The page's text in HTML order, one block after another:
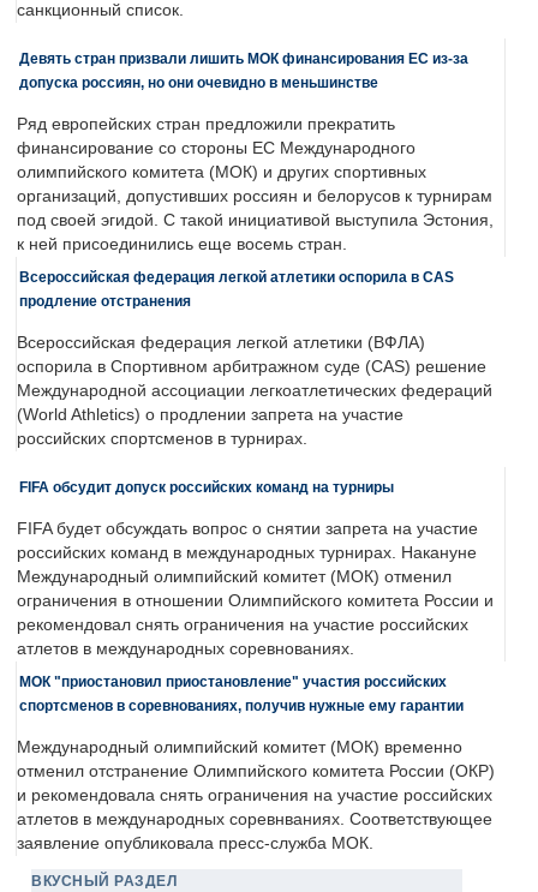
санкционный список.
Девять стран призвали лишить МОК финансирования ЕС из-за
допуска россиян, но они очевидно в меньшинстве
Ряд европейских стран предложили прекратить
финансирование со стороны ЕС Международного
олимпийского комитета (МОК) и других спортивных
организаций, допустивших россиян и белорусов к турнирам
под своей эгидой. С такой инициативой выступила Эстония,
к ней присоединились еще восемь стран.
Всероссийская федерация легкой атлетики оспорила в CAS
продление отстранения
Всероссийская федерация легкой атлетики (ВФЛА)
оспорила в Спортивном арбитражном суде (CAS) решение
Международной ассоциации легкоатлетических федераций
(World Athletics) о продлении запрета на участие
российских спортсменов в турнирах.
FIFA обсудит допуск российских команд на турниры
FIFA будет обсуждать вопрос о снятии запрета на участие
российских команд в международных турнирах. Накануне
Международный олимпийский комитет (МОК) отменил
ограничения в отношении Олимпийского комитета России и
рекомендовал снять ограничения на участие российских
атлетов в международных соревнованиях.
МОК "приостановил приостановление" участия российских
спортсменов в соревнованиях, получив нужные ему гарантии
Международный олимпийский комитет (МОК) временно
отменил отстранение Олимпийского комитета России (ОКР)
и рекомендовала снять ограничения на участие российских
атлетов в международных соревнваниях. Соответствующее
заявление опубликовала пресс-служба МОК.
ВКУСНЫЙ РАЗДЕЛ